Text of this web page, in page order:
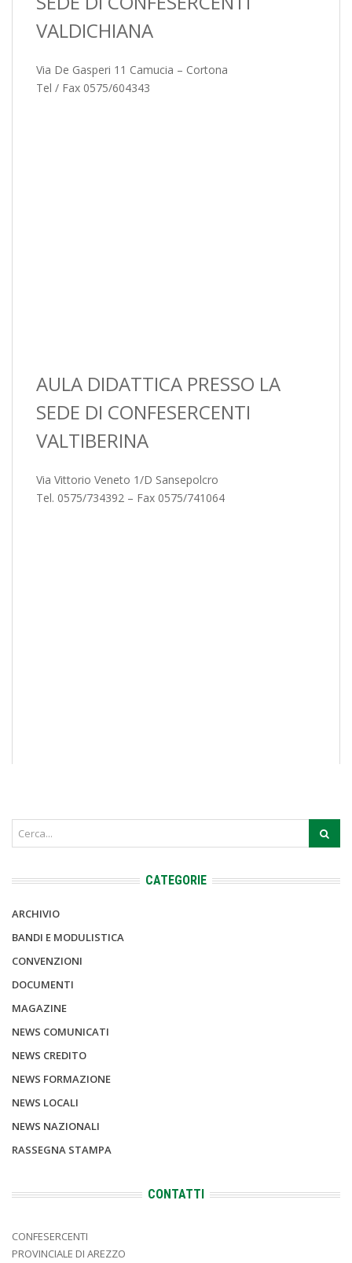
VALDICHIANA
Via De Gasperi 11 Camucia – Cortona
Tel / Fax 0575/604343
AULA DIDATTICA PRESSO LA
SEDE DI CONFESERCENTI
VALTIBERINA
Via Vittorio Veneto 1/D Sansepolcro
Tel. 0575/734392 – Fax 0575/741064
CATEGORIE
ARCHIVIO
BANDI E MODULISTICA
CONVENZIONI
DOCUMENTI
MAGAZINE
NEWS COMUNICATI
NEWS CREDITO
NEWS FORMAZIONE
NEWS LOCALI
NEWS NAZIONALI
RASSEGNA STAMPA
CONTATTI
CONFESERCENTI
PROVINCIALE DI AREZZO